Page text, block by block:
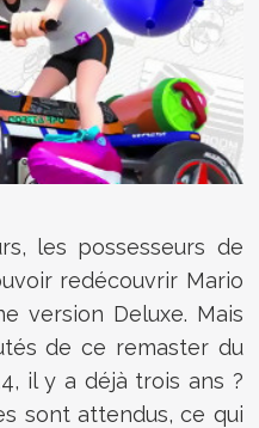
les possesseurs de
redécouvrir Mario
version Deluxe. Mais
de ce remaster du
il y a déjà trois ans ?
sont attendus, ce qui